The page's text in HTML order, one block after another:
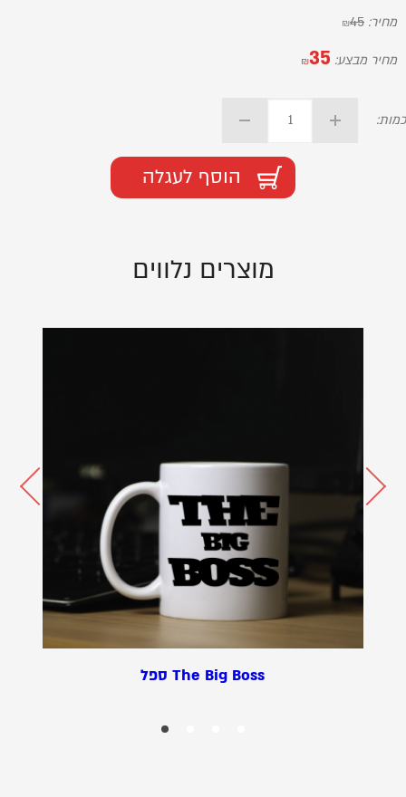
מחיר: 45
₪
מחיר מבצע: 35
₪
כמות:
הוסף לעגלה
מוצרים נלווים
ספל The Big Boss